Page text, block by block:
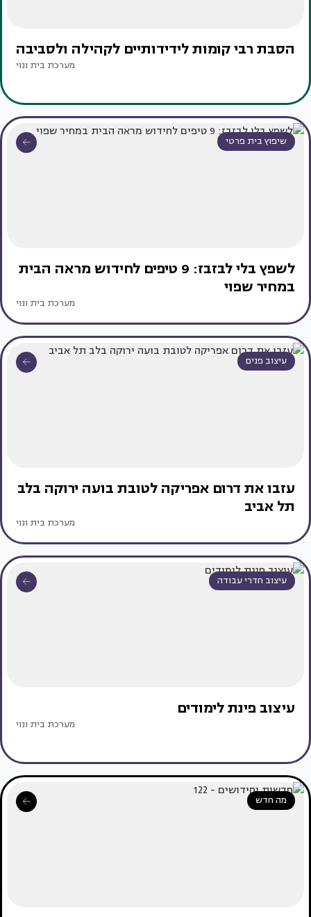
הסבת רבי קומות לידידותיים לקהילה ולסביבה
מערכת בית ונוי
שיפוץ בית פרטי
לשפץ בלי לבזבז: 9 טיפים לחידוש מראה הבית
במחיר שפוי
מערכת בית ונוי
עיצוב פנים
עזבו את דרום אפריקה לטובת בועה ירוקה בלב
תל אביב
מערכת בית ונוי
עיצוב חדרי עבודה
עיצוב פינת לימודים
מערכת בית ונוי
מה חדש